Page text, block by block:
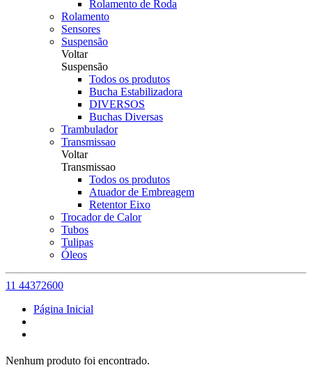
Rolamento de Roda
Rolamento
Sensores
Suspensão
Voltar
Suspensão
Todos os produtos
Bucha Estabilizadora
DIVERSOS
Buchas Diversas
Trambulador
Transmissao
Voltar
Transmissao
Todos os produtos
Atuador de Embreagem
Retentor Eixo
Trocador de Calor
Tubos
Tulipas
Óleos
11 44372600
Página Inicial
Nenhum produto foi encontrado.